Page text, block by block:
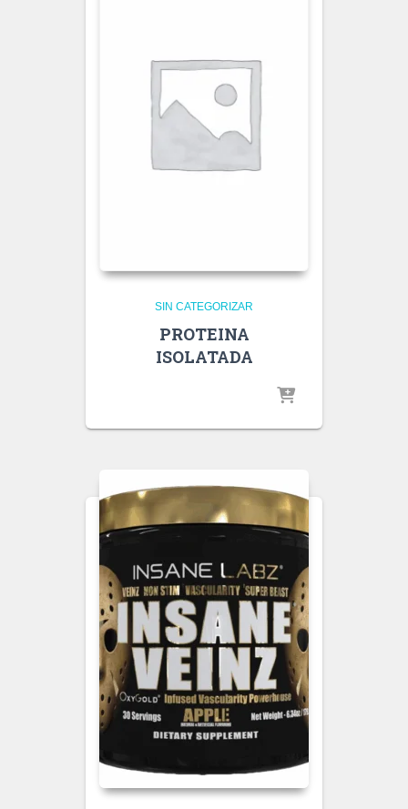
SIN CATEGORIZAR
PROTEINA
ISOLATADA